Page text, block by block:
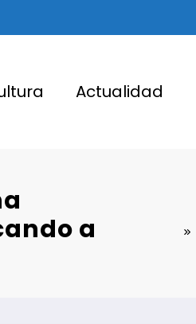
Actualidad
a